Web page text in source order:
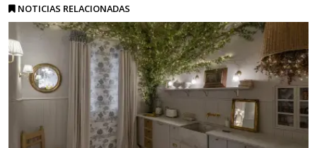
NOTICIAS RELACIONADAS